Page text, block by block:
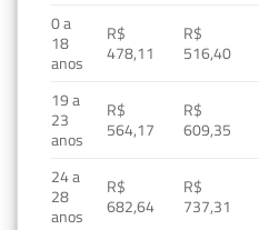
0 a
18
anos
R$
478,11
R$
516,40
19 a
23
anos
R$
564,17
R$
609,35
24 a
28
anos
R$
682,64
R$
737,31